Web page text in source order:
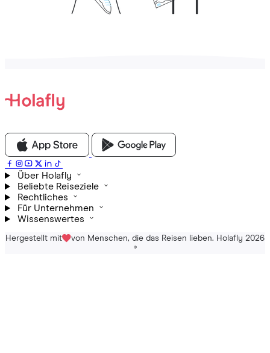
Über Holafly
Beliebte Reiseziele
Rechtliches
Für Unternehmen
Wissenswertes
Hergestellt mit von Menschen, die das Reisen lieben. Holafly 2026
®